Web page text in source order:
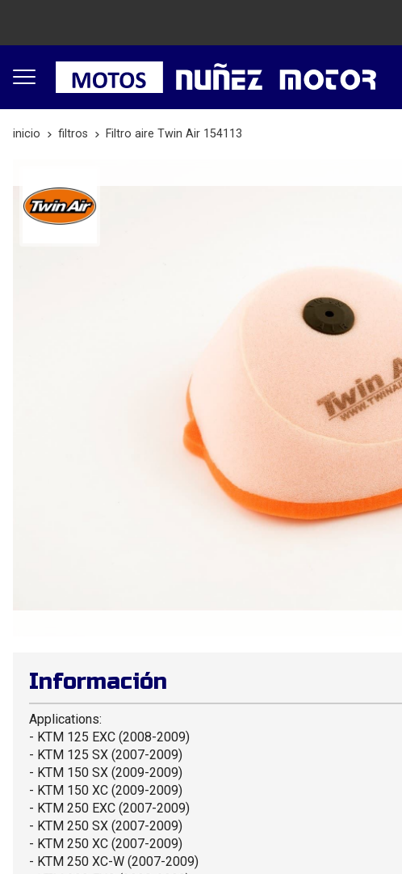
inicio filtros Filtro aire Twin Air 154113
Información
Applications:
- KTM 125 EXC (2008-2009)
- KTM 125 SX (2007-2009)
- KTM 150 SX (2009-2009)
- KTM 150 XC (2009-2009)
- KTM 250 EXC (2007-2009)
- KTM 250 SX (2007-2009)
- KTM 250 XC (2007-2009)
- KTM 250 XC-W (2007-2009)